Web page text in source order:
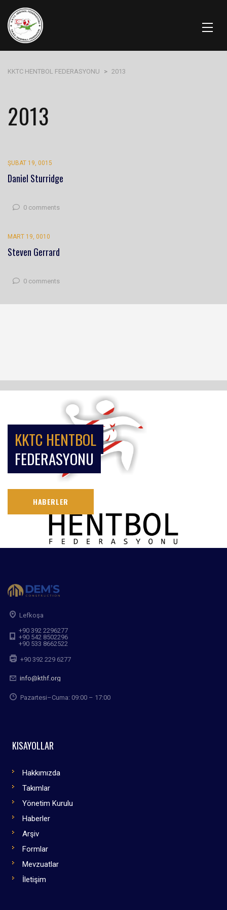
KKTC HENTBOL FEDERASYONU > 2013
2013
ŞUBAT 19, 0015
Daniel Sturridge
0 comments
MART 19, 0010
Steven Gerrard
0 comments
KKTC HENTBOL
FEDERASYONU
HABERLER
Lefkoşa
+90 392 2296277
+90 542 8502296
+90 533 8662522
+90 392 229 6277
info@kthf.org
Pazartesi–Cuma: 09:00 – 17:00
KISAYOLLAR
Hakkımızda
Takımlar
Yönetim Kurulu
Haberler
Arşiv
Formlar
Mevzuatlar
İletişim